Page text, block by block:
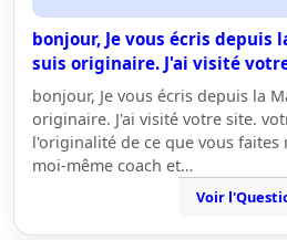
bonjour, Je vous écris depuis
suis originaire. J'ai visité
bonjour, Je vous écris depuis la
originaire. J'ai visité votre site.
l'originalité de ce que vous faites
moi-même coach et…
Voir